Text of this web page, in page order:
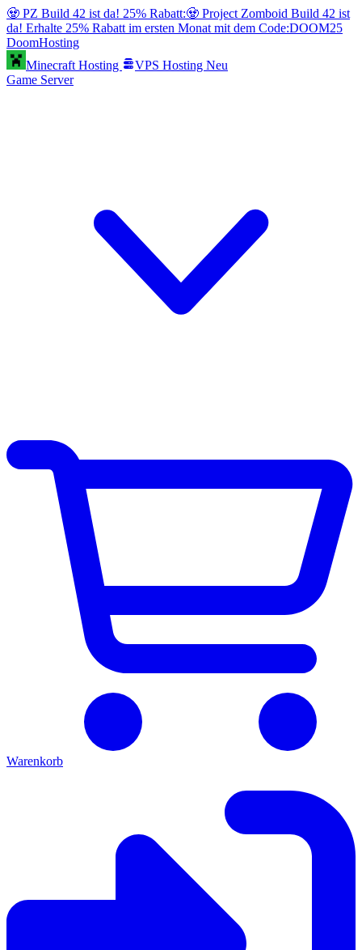
🧟 PZ Build 42 ist da! 25% Rabatt:🧟 Project Zomboid Build 42 ist
da! Erhalte 25% Rabatt im ersten Monat mit dem Code:DOOM25
DoomHosting
Minecraft Hosting
VPS Hosting Neu
Game Server
Warenkorb